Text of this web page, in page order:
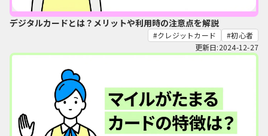
デジタルカードとは？メリットや利用時の注意点を解説
クレジットカード
初心者
更新日:2024-12-27